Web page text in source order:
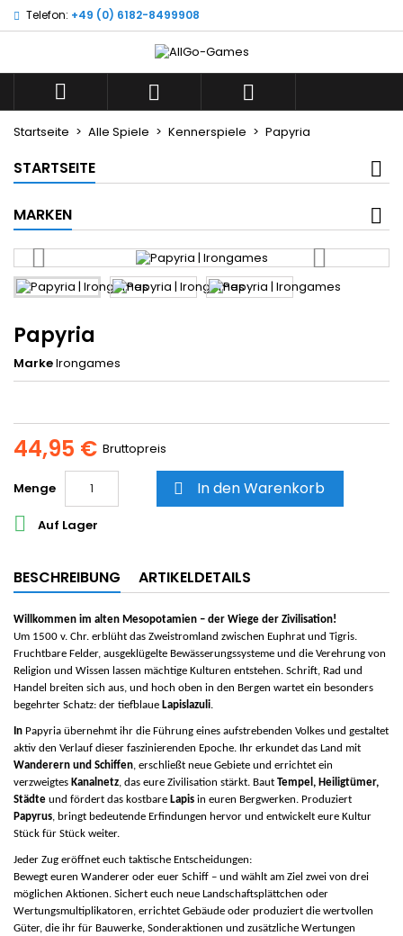
Telefon: +49 (0) 6182-8499908
  
Startseite Alle Spiele Kennerspiele Papyria
STARTSEITE
MARKEN
Papyria
MarkeIrongames
44,95 € Bruttopreis
Menge  In den Warenkorb
 Auf Lager
BESCHREIBUNG ARTIKELDETAILS
Willkommen im alten Mesopotamien – der Wiege der Zivilisation!
Um 1500 v. Chr. erblüht das Zweistromland zwischen Euphrat und Tigris.
Fruchtbare Felder, ausgeklügelte Bewässerungssysteme und die Verehrung von
Religion und Wissen lassen mächtige Kulturen entstehen. Schrift, Rad und
Handel breiten sich aus, und hoch oben in den Bergen wartet ein besonders
begehrter Schatz: der tiefblaue Lapislazuli.
In Papyria übernehmt ihr die Führung eines aufstrebenden Volkes und gestaltet
aktiv den Verlauf dieser faszinierenden Epoche. Ihr erkundet das Land mit
Wanderern und Schiffen, erschließt neue Gebiete und errichtet ein
verzweigtes Kanalnetz, das eure Zivilisation stärkt. Baut Tempel, Heiligtümer,
Städte und fördert das kostbare Lapis in euren Bergwerken. Produziert
Papyrus, bringt bedeutende Erfindungen hervor und entwickelt eure Kultur
Stück für Stück weiter.
Jeder Zug eröffnet euch taktische Entscheidungen:
Bewegt euren Wanderer oder euer Schiff – und wählt am Ziel zwei von drei
möglichen Aktionen. Sichert euch neue Landschaftsplättchen oder
Wertungsmultiplikatoren, errichtet Gebäude oder produziert die wertvollen
Güter, die ihr für Bauwerke, Sonderaktionen und zusätzliche Wertungen
Wunschliste ×
add_circle_outline
Neue Liste anlegen
((title)) ×
((label))
Anmelden ×
Sie müssen angemeldet sein, um Artikel Ihrer
Wunschliste hinzufügen zu können.